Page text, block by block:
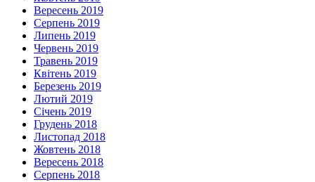
Вересень 2019
Серпень 2019
Липень 2019
Червень 2019
Травень 2019
Квітень 2019
Березень 2019
Лютий 2019
Січень 2019
Грудень 2018
Листопад 2018
Жовтень 2018
Вересень 2018
Серпень 2018